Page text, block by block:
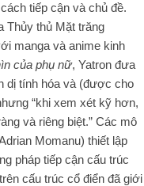
tiếp cận và chủ đề.
Thủy thủ Mặt trăng
manga và anime kinh
của phụ nữ, Yatron đưa
dị tính hóa và (được cho
“khi xem xét kỹ hơn,
và riêng biệt.” Các mô
Momanu) thiết lập
pháp tiếp cận cấu trúc
cấu trúc cổ điển đã giới